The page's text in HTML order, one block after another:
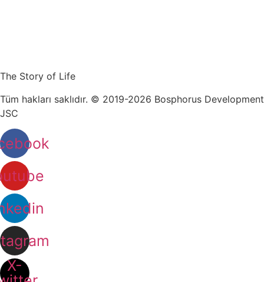
The Story of Life
Tüm hakları saklıdır. © 2019-2026 Bosphorus Development
JSC
X-